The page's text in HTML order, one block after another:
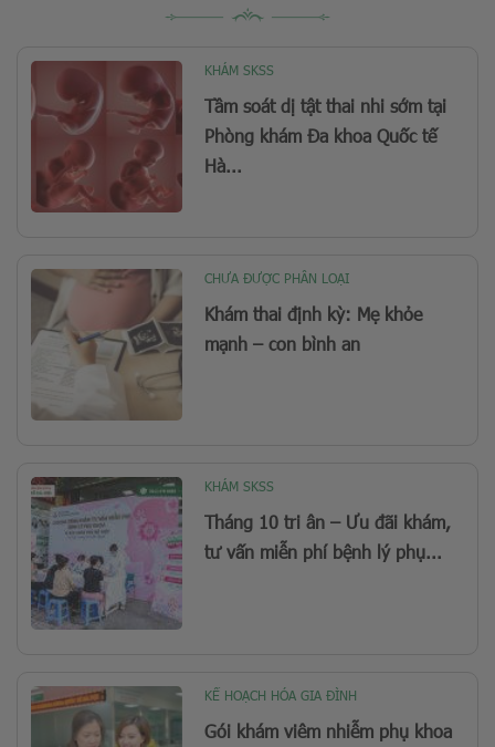
KHÁM SKSS
Tầm soát dị tật thai nhi sớm tại
Phòng khám Đa khoa Quốc tế
Hà...
CHƯA ĐƯỢC PHÂN LOẠI
Khám thai định kỳ: Mẹ khỏe
mạnh – con bình an
KHÁM SKSS
Tháng 10 tri ân – Ưu đãi khám,
tư vấn miễn phí bệnh lý phụ...
KẾ HOẠCH HÓA GIA ĐÌNH
Gói khám viêm nhiễm phụ khoa